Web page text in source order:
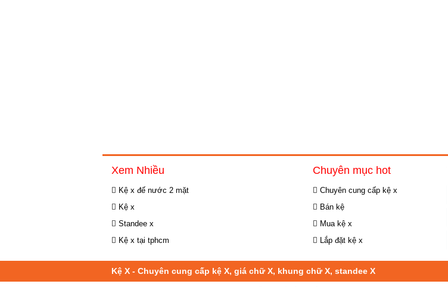
Xem Nhiều
Kệ x đế nước 2 mặt
Kệ x
Standee x
Kệ x tại tphcm
Chuyên mục hot
Chuyên cung cấp kệ x
Bán kệ
Mua kệ x
Lắp đặt kệ x
Kệ X - Chuyên cung cấp kệ X, giá chữ X, khung chữ X, standee X